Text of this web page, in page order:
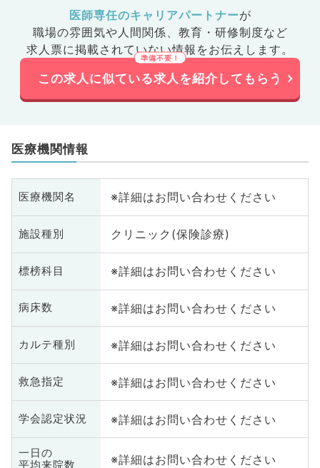
医師専任のキャリアパートナーが
職場の雰囲気や人間関係、 教育・研修制度など
求人票に掲載されていない情報をお伝えします。
この求人に似ている求人を紹介してもらう
医療機関情報
医療機関名 ※詳細はお問い合わせください
施設種別 クリニック(保険診療)
標榜科目 ※詳細はお問い合わせください
病床数 ※詳細はお問い合わせください
カルテ種別 ※詳細はお問い合わせください
救急指定 ※詳細はお問い合わせください
学会認定状況 ※詳細はお問い合わせください
一日の
※詳細はお問い合わせください